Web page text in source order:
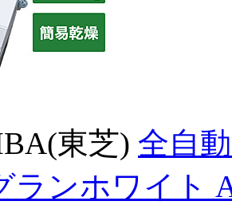
東芝) 全自
ランホワイト